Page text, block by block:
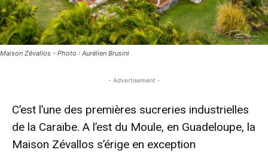
Maison Zévallos - Photo : Aurélien Brusini
- Advertisement -
C’est l’une des premières sucreries industrielles
de la Caraïbe. A l’est du Moule, en Guadeloupe, la
Maison Zévallos s’érige en exception